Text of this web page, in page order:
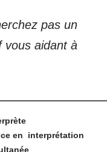
pas un
vous aidant à
en interprétation